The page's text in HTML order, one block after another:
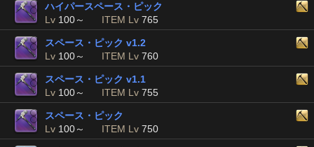
ハイパースペース・ピック
Lv 100～ ITEM Lv 765
スペース・ピック v1.2
Lv 100～ ITEM Lv 760
スペース・ピック v1.1
Lv 100～ ITEM Lv 755
スペース・ピック
Lv 100～ ITEM Lv 750